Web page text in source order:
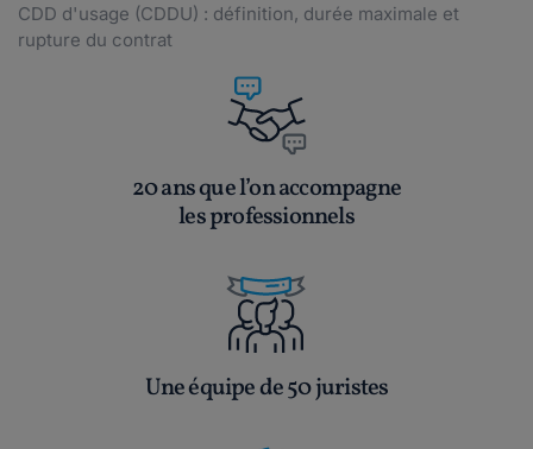
CDD d'usage (CDDU) : définition, durée maximale et
rupture du contrat
20 ans que l’on accompagne
les professionnels
Une équipe de 50 juristes